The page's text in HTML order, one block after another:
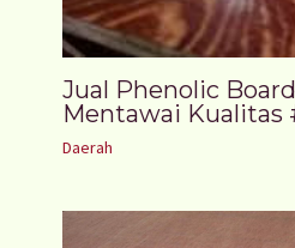
Jual Phenolic
Mentawai Kualitas
Daerah